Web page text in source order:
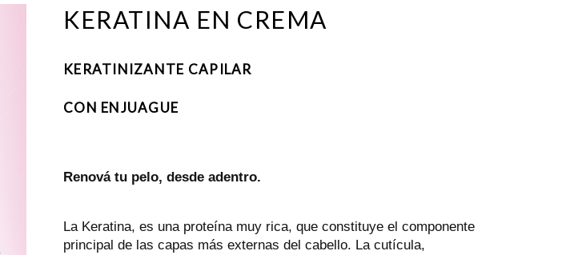
KERATINA EN CREMA
KERATINIZANTE CAPILAR
CON ENJUAGUE
Renová tu pelo, desde adentro.
La Keratina, es una proteína muy rica, que constituye el componente
principal de las capas más externas del cabello. La cutícula,